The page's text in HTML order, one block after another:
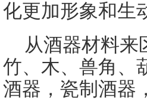
化更加形象和生
从酒器材料来
竹、木、兽角、
酒器，瓷制酒器